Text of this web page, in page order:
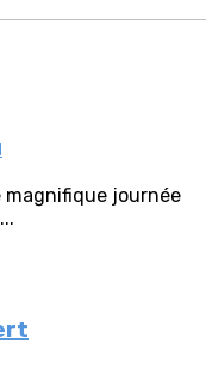
magnifique journée